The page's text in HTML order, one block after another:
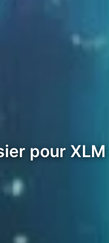
pour XLM